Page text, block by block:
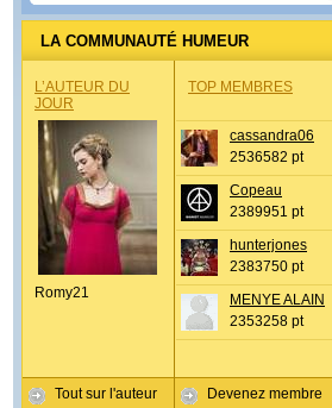
LA COMMUNAUTÉ HUMEUR
L’AUTEUR DU
JOUR
Romy21
Tout sur l'auteur
TOP MEMBRES
cassandra06
2536582 pt
Copeau
2389951 pt
hunterjones
2383750 pt
MENYE ALAIN
2353258 pt
Devenez membre